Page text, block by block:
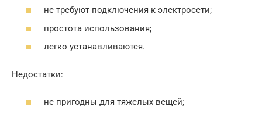
не требуют подключения к электросети;
простота использования;
легко устанавливаются.
Недостатки:
не пригодны для тяжелых вещей;